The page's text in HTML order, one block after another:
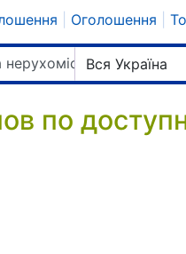
Оголошення
нерухомістьВся Україна
по